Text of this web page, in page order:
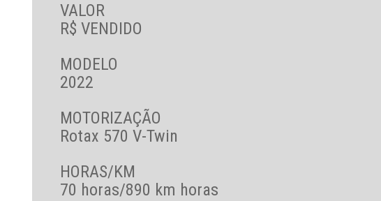
VALOR
R$ VENDIDO
MODELO
2022
MOTORIZAÇÃO
Rotax 570 V-Twin
HORAS/KM
70 horas/890 km horas